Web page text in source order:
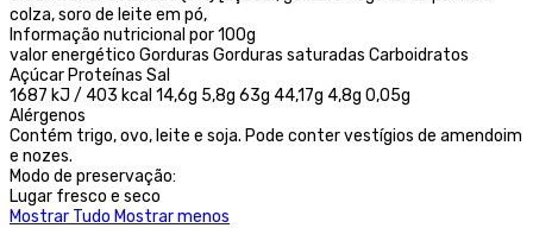
colza, soro de leite em pó,
Informação nutricional por 100g
valor energético Gorduras Gorduras saturadas Carboidratos
Açúcar Proteínas Sal
1687 kJ / 403 kcal 14,6g 5,8g 63g 44,17g 4,8g 0,05g
Alérgenos
Contém trigo, ovo, leite e soja. Pode conter vestígios de amendoim
e nozes.
Modo de preservação:
Lugar fresco e seco
Mostrar Tudo Mostrar menos